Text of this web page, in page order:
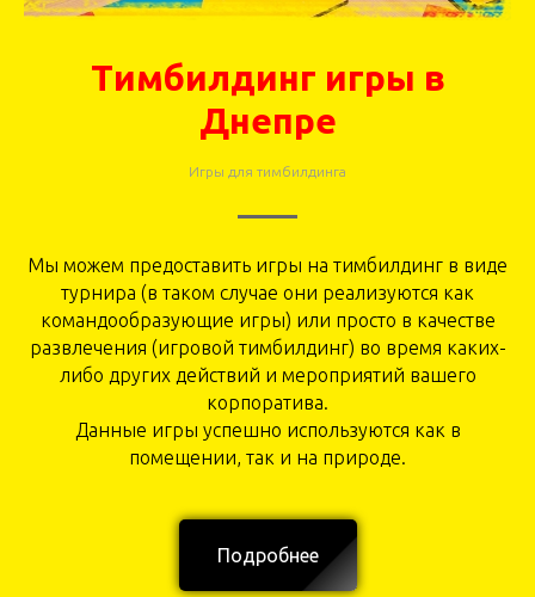
Тимбилдинг игры в
Днепре
Игры для тимбилдинга
Мы можем предоставить игры на тимбилдинг в виде
турнира (в таком случае они реализуются как
командообразующие игры) или просто в качестве
развлечения (игровой тимбилдинг) во время каких-
либо других действий и мероприятий вашего
корпоратива.
Данные игры успешно используются как в
помещении, так и на природе.
Подробнее